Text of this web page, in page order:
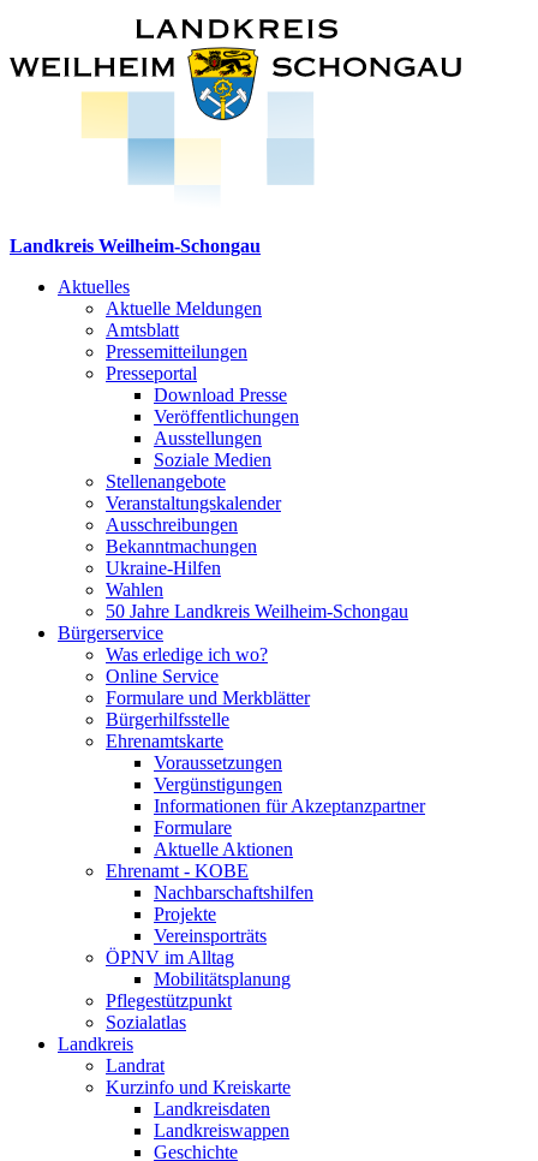
Landkreis Weilheim-Schongau
Aktuelles
Aktuelle Meldungen
Amtsblatt
Pressemitteilungen
Presseportal
Download Presse
Veröffentlichungen
Ausstellungen
Soziale Medien
Stellenangebote
Veranstaltungskalender
Ausschreibungen
Bekanntmachungen
Ukraine-Hilfen
Wahlen
50 Jahre Landkreis Weilheim-Schongau
Bürgerservice
Was erledige ich wo?
Online Service
Formulare und Merkblätter
Bürgerhilfsstelle
Ehrenamtskarte
Voraussetzungen
Vergünstigungen
Informationen für Akzeptanzpartner
Formulare
Aktuelle Aktionen
Ehrenamt - KOBE
Nachbarschaftshilfen
Projekte
Vereinsporträts
ÖPNV im Alltag
Mobilitätsplanung
Pflegestützpunkt
Sozialatlas
Landkreis
Landrat
Kurzinfo und Kreiskarte
Landkreisdaten
Landkreiswappen
Geschichte